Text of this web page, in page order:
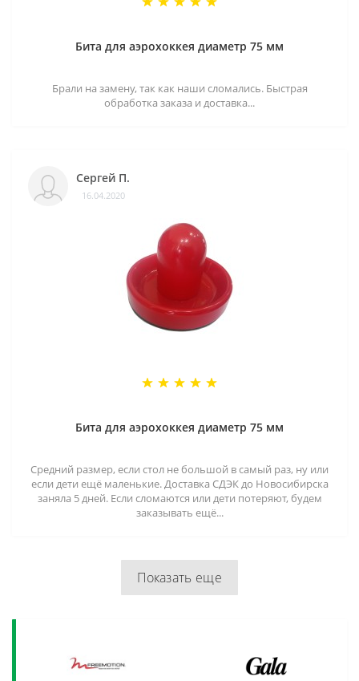
Бита для аэрохоккея диаметр 75 мм
Брали на замену, так как наши сломались. Быстрая
обработка заказа и доставка...
Сергей П.
16.04.2020
Бита для аэрохоккея диаметр 75 мм
Средний размер, если стол не большой в самый раз, ну или
если дети ещё маленькие. Доставка СДЭК до Новосибирска
заняла 5 дней. Если сломаются или дети потеряют, будем
заказывать ещё...
Показать еще